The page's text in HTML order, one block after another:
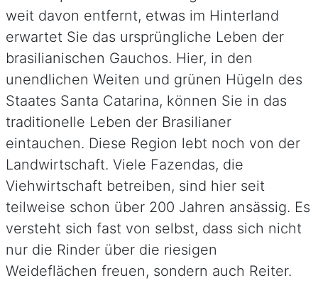
weit davon entfernt, etwas im Hinterland
erwartet Sie das ursprüngliche Leben der
brasilianischen Gauchos. Hier, in den
unendlichen Weiten und grünen Hügeln des
Staates Santa Catarina, können Sie in das
traditionelle Leben der Brasilianer
eintauchen. Diese Region lebt noch von der
Landwirtschaft. Viele Fazendas, die
Viehwirtschaft betreiben, sind hier seit
teilweise schon über 200 Jahren ansässig. Es
versteht sich fast von selbst, dass sich nicht
nur die Rinder über die riesigen
Weideflächen freuen, sondern auch Reiter.